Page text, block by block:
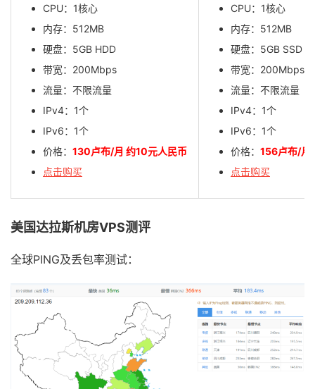
CPU：1核心
内存：512MB
硬盘：5GB HDD
带宽：200Mbps
流量：不限流量
IPv4：1个
IPv6：1个
价格： 130卢布/月 约10元人民币
点击购买
CPU：1核心
内存：512MB
硬盘：5GB SSD
带宽：200Mbps
流量：不限流量
IPv4：1个
IPv6：1个
价格： 156卢布/月
点击购买
美国达拉斯机房VPS测评
全球PING及丢包率测试：